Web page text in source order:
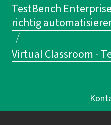
TestBench
richtig
/
Virtual Classroom -